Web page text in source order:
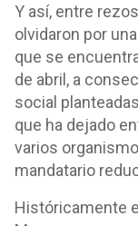
Y así, entre
olvidaron por
que se
de abril, a
social
que ha dejado
varios
mandatario
Históricamente